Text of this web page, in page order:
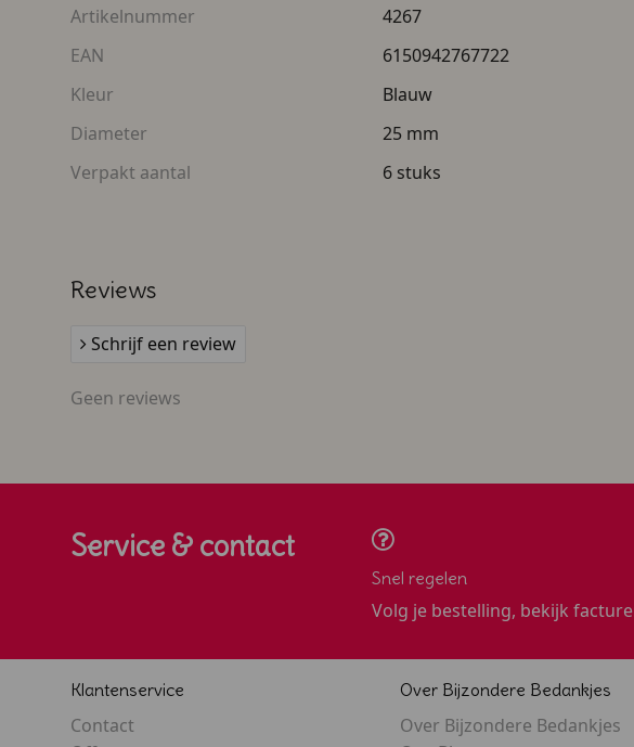
Artikelnummer
4267
EAN
6150942767722
Kleur
Blauw
Diameter
25 mm
Verpakt aantal
6 stuks
Reviews
Schrijf een review
Geen reviews
Service & contact
Snel regelen
Volg je bestelling, bekijk
Klantenservice
Contact
Over Bijzondere Bedankjes
Over Bijzondere Bedankjes